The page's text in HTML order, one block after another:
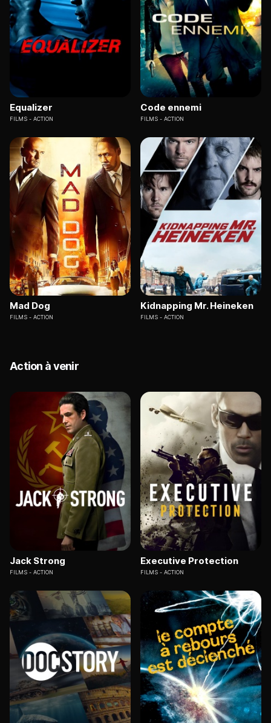
Equalizer
FILMS ACTION
Code ennemi
FILMS ACTION
Mad Dog
FILMS ACTION
Kidnapping Mr. Heineken
FILMS ACTION
Action à venir
Jack Strong
FILMS ACTION
Executive Protection
FILMS ACTION